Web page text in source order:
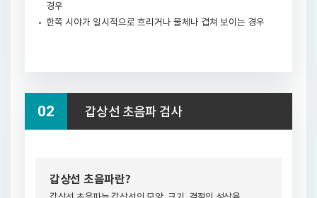
경우
한쪽 시야가 일시적으로 흐리거나 물체나 겹쳐 보이는 경우
갑상선 초음파 검사
갑상선 초음파란?